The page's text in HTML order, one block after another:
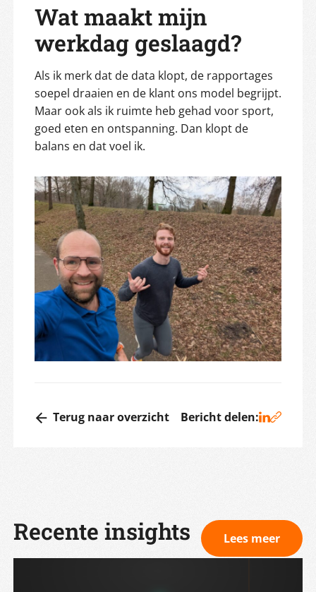
Wat maakt mijn
werkdag geslaagd?
Als ik merk dat de data klopt, de rapportages
soepel draaien en de klant ons model begrijpt.
Maar ook als ik ruimte heb gehad voor sport,
goed eten en ontspanning. Dan klopt de
balans en dat voel ik.
Terug naar overzicht Bericht delen:
Recente insights Lees meer